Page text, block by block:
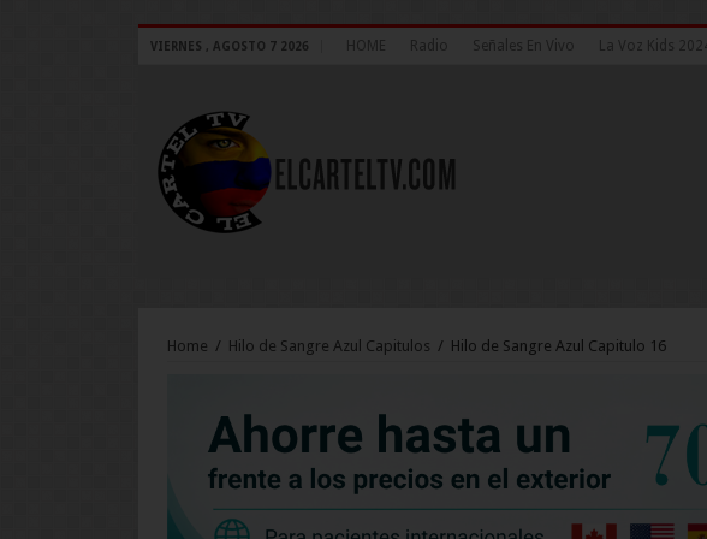
VIERNES , AGOSTO 7 2026 HOME Radio Señales En Vivo La Voz Kids 2024
Home / Hilo de Sangre Azul Capitulos / Hilo de Sangre Azul Capitulo 16